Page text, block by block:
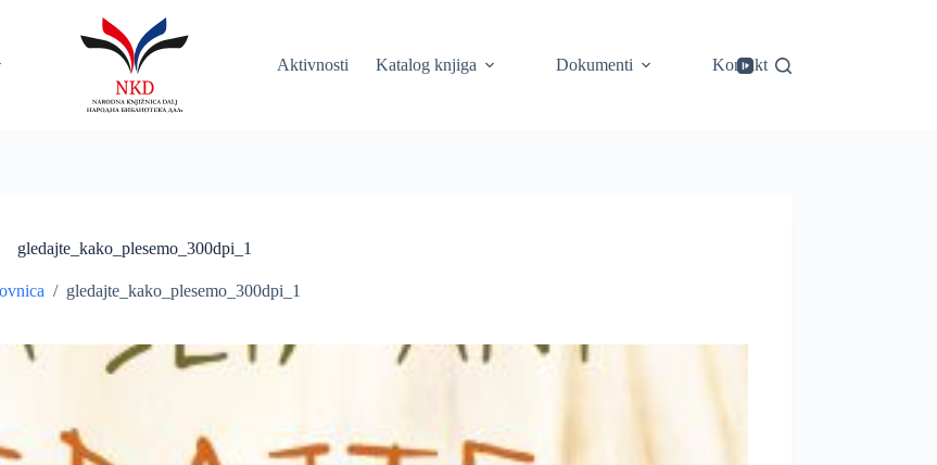
Aktivnosti Katalog knjiga Dokumenti Kontakt
gledajte_kako_plesemo_300dpi_1
/ gledajte_kako_plesemo_300dpi_1